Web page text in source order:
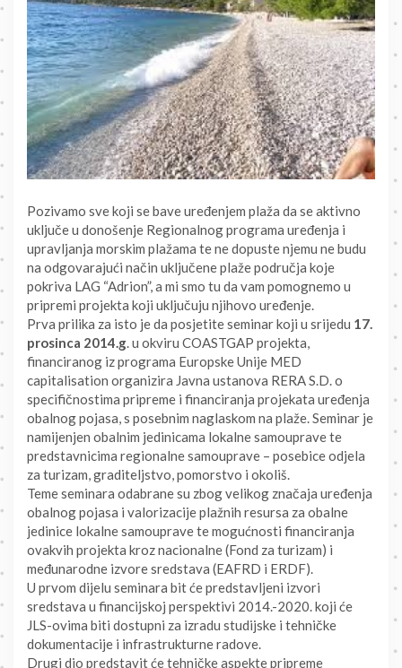
Pozivamo sve koji se bave uređenjem plaža da se aktivno
uključe u donošenje Regionalnog programa uređenja i
upravljanja morskim plažama te ne dopuste njemu ne budu
na odgovarajući način uključene plaže područja koje
pokriva LAG “Adrion”, a mi smo tu da vam pomognemo u
pripremi projekta koji uključuju njihovo uređenje.
Prva prilika za isto je da posjetite seminar koji u srijedu 17.
prosinca 2014.g. u okviru COASTGAP projekta,
financiranog iz programa Europske Unije MED
capitalisation organizira Javna ustanova RERA S.D. o
specifičnostima pripreme i financiranja projekata uređenja
obalnog pojasa, s posebnim naglaskom na plaže. Seminar je
namijenjen obalnim jedinicama lokalne samouprave te
predstavnicima regionalne samouprave – posebice odjela
za turizam, graditeljstvo, pomorstvo i okoliš.
Teme seminara odabrane su zbog velikog značaja uređenja
obalnog pojasa i valorizacije plažnih resursa za obalne
jedinice lokalne samouprave te mogućnosti financiranja
ovakvih projekta kroz nacionalne (Fond za turizam) i
međunarodne izvore sredstava (EAFRD i ERDF).
U prvom dijelu seminara bit će predstavljeni izvori
sredstava u financijskoj perspektivi 2014.-2020. koji će
JLS-ovima biti dostupni za izradu studijske i tehničke
dokumentacije i infrastrukturne radove.
Drugi dio predstavit će tehničke aspekte pripreme